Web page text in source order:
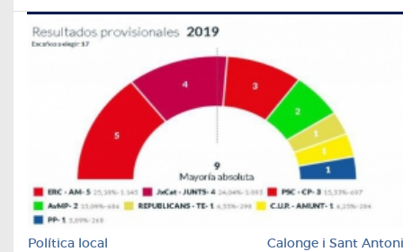
Política local Calonge i Sant Antoni